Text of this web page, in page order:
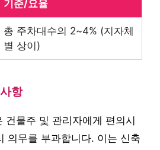
기준/요율
총 주차대수의 2~4% (지자체
별 상이)
항
건물주 및 관리자에게 편의시
의무를 부과합니다. 이는 신축